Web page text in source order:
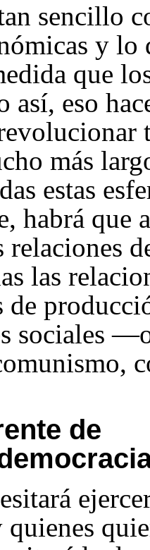
sencillo
y
que
así, eso
más
estas
habrá que
relaciones
las
de
sociales
de
quienes